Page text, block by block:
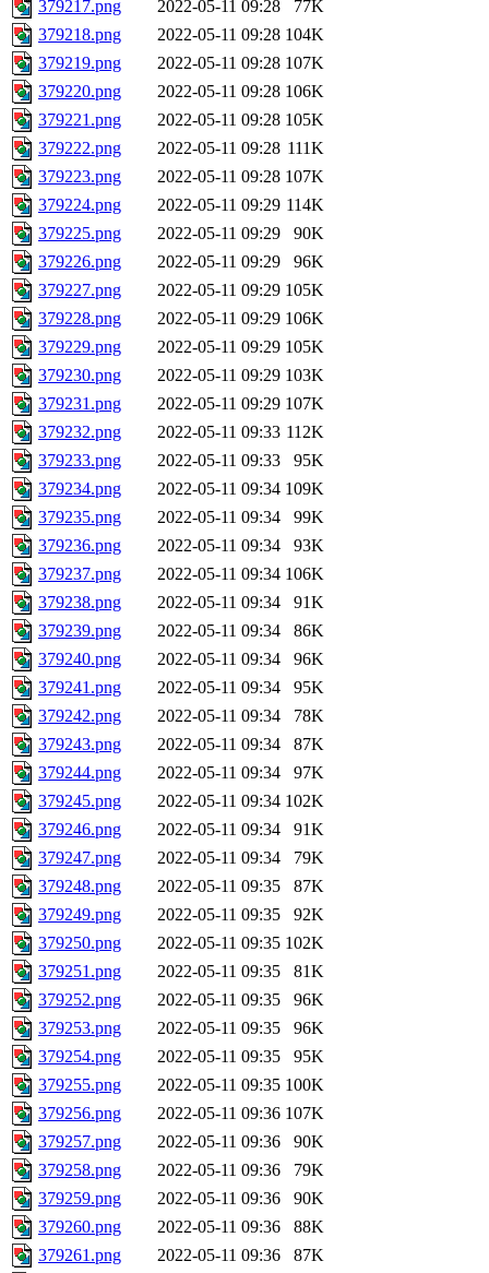
379217.png 2022-05-11 09:28
77K
379218.png
2022-05-11 09:28 104K
379219.png
2022-05-11 09:28 107K
379220.png
2022-05-11 09:28 106K
379221.png
2022-05-11 09:28 105K
379222.png
2022-05-11 09:28 111K
379223.png
2022-05-11 09:28 107K
379224.png
2022-05-11 09:29 114K
379225.png
2022-05-11 09:29
90K
379226.png
2022-05-11 09:29
96K
379227.png
2022-05-11 09:29 105K
379228.png
2022-05-11 09:29 106K
379229.png
2022-05-11 09:29 105K
379230.png
2022-05-11 09:29 103K
379231.png
2022-05-11 09:29 107K
379232.png
2022-05-11 09:33 112K
379233.png
2022-05-11 09:33
95K
379234.png
2022-05-11 09:34 109K
379235.png
2022-05-11 09:34
99K
379236.png
2022-05-11 09:34
93K
379237.png
2022-05-11 09:34 106K
379238.png
2022-05-11 09:34
91K
379239.png
2022-05-11 09:34
86K
379240.png
2022-05-11 09:34
96K
379241.png
2022-05-11 09:34
95K
379242.png
2022-05-11 09:34
78K
379243.png
2022-05-11 09:34
87K
379244.png
2022-05-11 09:34
97K
379245.png
2022-05-11 09:34 102K
379246.png
2022-05-11 09:34
91K
379247.png
2022-05-11 09:34
79K
379248.png
2022-05-11 09:35
87K
379249.png
2022-05-11 09:35
92K
379250.png
2022-05-11 09:35 102K
379251.png
2022-05-11 09:35
81K
379252.png
2022-05-11 09:35
96K
379253.png
2022-05-11 09:35
96K
379254.png
2022-05-11 09:35
95K
379255.png
2022-05-11 09:35 100K
379256.png
2022-05-11 09:36 107K
379257.png
2022-05-11 09:36
90K
379258.png
2022-05-11 09:36
79K
379259.png
2022-05-11 09:36
90K
379260.png
2022-05-11 09:36
88K
379261.png
2022-05-11 09:36
87K